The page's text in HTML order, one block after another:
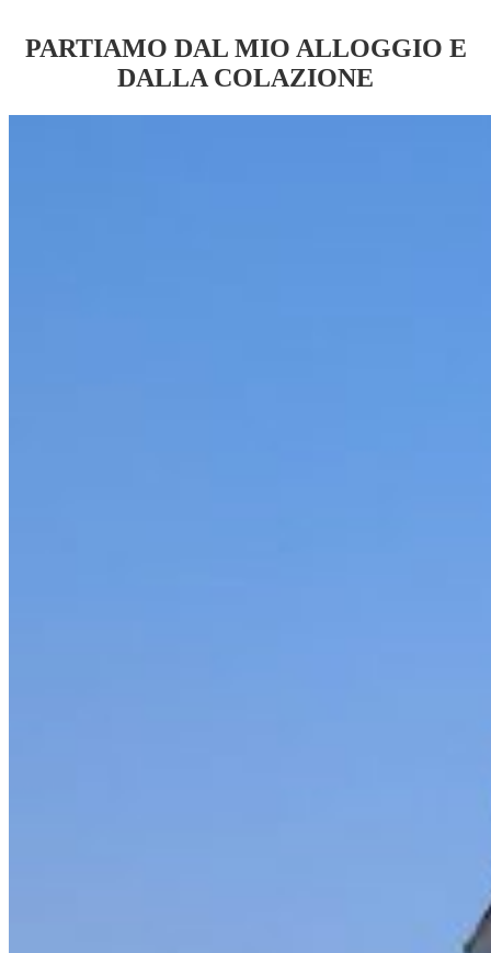
PARTIAMO DAL MIO ALLOGGIO E
DALLA COLAZIONE